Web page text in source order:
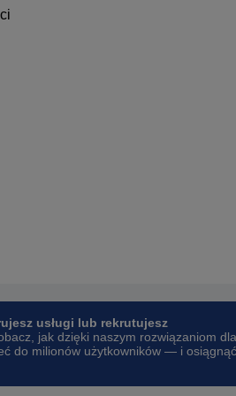
usługi lub rekrutujesz
jak dzięki naszym rozwiązaniom dla
do milionów użytkowników — i osiągnąć